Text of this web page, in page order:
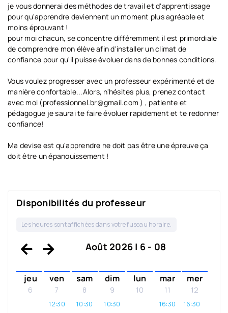
je vous donnerai des méthodes de travail et d'apprentissage
pour qu'apprendre deviennent un moment plus agréable et
moins éprouvant !
pour moi chacun, se concentre différemment il est primordiale
de comprendre mon élève afin d'installer un climat de
confiance pour qu'il puisse évoluer dans de bonnes conditions.
Vous voulez progresser avec un professeur expérimenté et de
manière confortable...Alors, n'hésites plus, prenez contact
avec moi (professionnel.br@gmail.com ) , patiente et
pédagogue je saurai te faire évoluer rapidement et te redonner
confiance!
Ma devise est qu'apprendre ne doit pas être une épreuve ça
doit être un épanouissement !
Disponibilités du professeur
Les heures sont affichées dans votre fuseau horaire.
Août 2026 | 6 - 08
jeu
6
ven
7
sam
8
dim
9
lun
10
mar
11
mer
12
12:30
10:30
10:30
16:30
16:30